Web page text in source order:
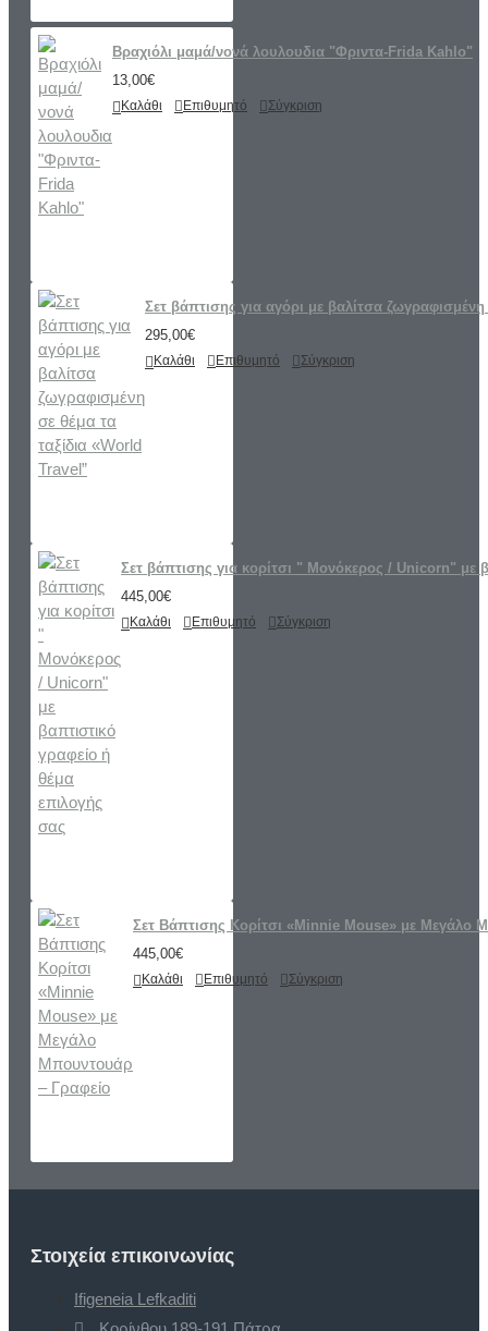
Βραχιόλι μαμά/νονά λουλουδια "Φριντα-Frida Kahlo"
13,00€
Καλάθι Επιθυμητό Σύγκριση
Σετ βάπτισης για αγόρι με βαλίτσα
295,00€
Καλάθι Επιθυμητό Σύγκριση
Σετ βάπτισης για κορίτσι " Μονόκερος / Unicorn" με
445,00€
Καλάθι Επιθυμητό Σύγκριση
Σετ Βάπτισης Κορίτσι «Minnie Mouse» με Μεγάλο
445,00€
Καλάθι Επιθυμητό Σύγκριση
Στοιχεία επικοινωνίας
Ifigeneia Lefkaditi